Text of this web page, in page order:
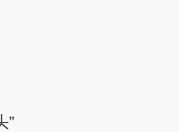
”